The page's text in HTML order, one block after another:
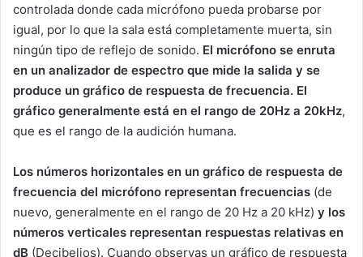
controlada donde cada micrófono pueda probarse por
igual, por lo que la sala está completamente muerta, sin
ningún tipo de reflejo de sonido. El micrófono se enruta
en un analizador de espectro que mide la salida y se
produce un gráfico de respuesta de frecuencia. El
gráfico generalmente está en el rango de 20Hz a 20kHz,
que es el rango de la audición humana.
Los números horizontales en un gráfico de respuesta de
frecuencia del micrófono representan frecuencias (de
nuevo, generalmente en el rango de 20 Hz a 20 kHz) y los
números verticales representan respuestas relativas en
dB (Decibelios). Cuando observas un gráfico de respuesta